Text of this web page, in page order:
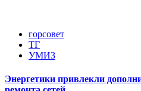
горсовет
ТГ
УМИЗ
Энергетики привлекли